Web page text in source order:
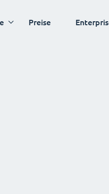
Preise